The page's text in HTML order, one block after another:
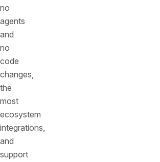
no
agents
and
no
code
changes,
the
most
ecosystem
integrations,
and
support